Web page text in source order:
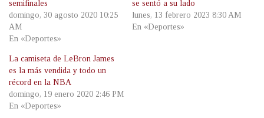
semifinales
domingo, 30 agosto 2020 10:25
AM
En «Deportes»
se sentó a su lado
lunes, 13 febrero 2023 8:30 AM
En «Deportes»
La camiseta de LeBron James
es la más vendida y todo un
récord en la NBA
domingo, 19 enero 2020 2:46 PM
En «Deportes»